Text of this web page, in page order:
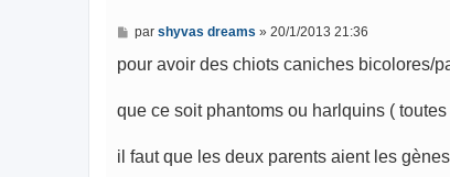
M
s
g
par shyvas dreams » 20/1/2013 21:36
pour avoir des chiots caniches bicolores/
que ce soit phantoms ou harlquins (
il faut que les deux parents aient les